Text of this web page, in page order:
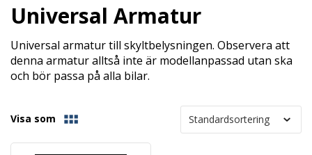
Universal Armatur
Universal armatur till skyltbelysningen. Observera att
denna armatur alltså inte är modellanpassad utan ska
och bör passa på alla bilar.
Visa som